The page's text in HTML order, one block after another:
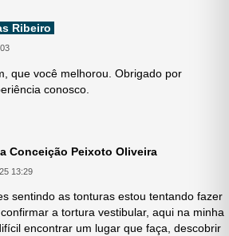
Ribeiro
que você melhorou. Obrigado por
conosco.
Conceição Peixoto Oliveira
13:29
sentindo as tonturas estou tentando fazer
a tortura vestibular, aqui na minha
encontrar um lugar que faça, descobrir